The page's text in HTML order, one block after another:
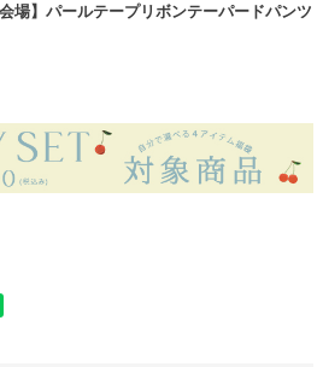
場】パールテープリボンテーパードパンツ